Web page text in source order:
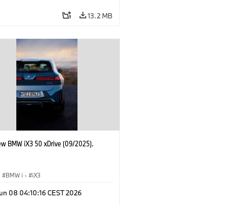
13.2 MB
BMW iX3 50 xDrive (09/2025).
BMW i · iX3
08 04:10:16 CEST 2026